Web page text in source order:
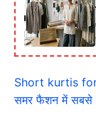
Short kurtis for
समर फैशन में सबसे